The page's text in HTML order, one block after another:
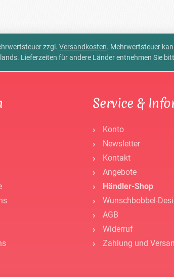
zzgl. Versandkosten. Mehrwertsteuer
Lieferzeiten für andere Länder entnehmen Sie
Service &
Konto
Newsletter
Kontakt
Angebote
Händler-Shop
Wunschbobbel-
AGB
Widerruf
Zahlung und